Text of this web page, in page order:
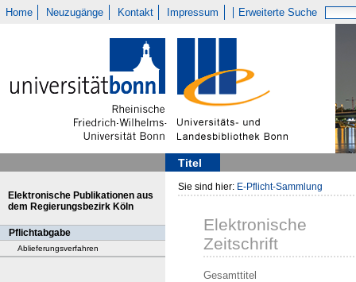
Home Neuzugänge Kontakt Impressum Erweiterte Suche
Titel
Elektronische Publikationen aus
dem Regierungsbezirk Köln
Pflichtabgabe
Ablieferungsverfahren
Sie sind hier: E-Pflicht-Sammlung
Elektronische
Zeitschrift
Gesamttitel